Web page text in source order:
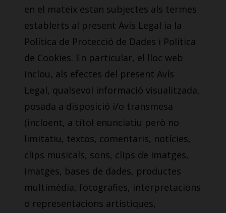
en el mateix estan subjectes als termes
establerts al present Avís Legal ia la
Política de Protecció de Dades i Política
de Cookies. En particular, el lloc web
inclou, als efectes del present Avís
Legal, qualsevol informació visualitzada,
posada a disposició i/o transmesa
(incloent, a títol enunciatiu però no
limitatiu, textos, comentaris, notícies,
clips musicals, sons, clips de imatges,
imatges, bases de dades, productes
multimèdia, fotografies, interpretacions
o representacions artístiques,